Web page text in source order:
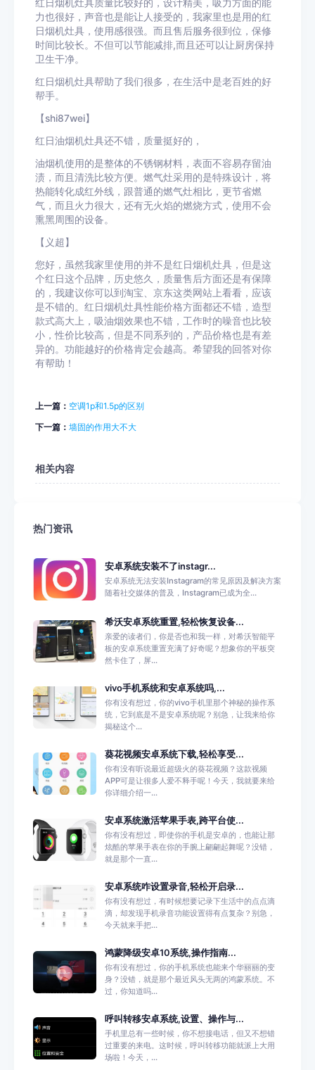
红日烟机灶具质量比较好的，设计精美，吸力方面的能
力也很好，声音也是能让人接受的，我家里也是用的红
日烟机灶具，使用感很强。而且售后服务很到位，保修
时间比较长。不但可以节能减排,而且还可以让厨房保持
卫生干净。
红日烟机灶具帮助了我们很多，在生活中是老百姓的好
帮手。
【shi87wei】
红日油烟机灶具还不错，质量挺好的，
油烟机使用的是整体的不锈钢材料，表面不容易存留油
渍，而且清洗比较方便。燃气灶采用的是特殊设计，将
热能转化成红外线，跟普通的燃气灶相比，更节省燃
气，而且火力很大，还有无火焰的燃烧方式，使用不会
熏黑周围的设备。
【义超】
您好，虽然我家里使用的并不是红日烟机灶具，但是这
个红日这个品牌，历史悠久，质量售后方面还是有保障
的，我建议你可以到淘宝、京东这类网站上看看，应该
是不错的。红日烟机灶具性能价格方面都还不错，造型
款式高大上，吸油烟效果也不错，工作时的噪音也比较
小，性价比较高，但是不同系列的，产品价格也是有差
异的。功能越好的价格肯定会越高。希望我的回答对你
有帮助！
上一篇： 空调1p和1.5p的区别
下一篇： 墙固的作用大不大
相关内容
热门资讯
安卓系统安装不了instagr...
安卓系统无法安装Instagram的常见原因及解决方案
随着社交媒体的普及，Instagram已成为全...
希沃安卓系统重置,轻松恢复设备...
亲爱的读者们，你是否也和我一样，对希沃智能平
板的安卓系统重置充满了好奇呢？想象你的平板突
然卡住了，屏...
vivo手机系统和安卓系统吗,...
你有没有想过，你的vivo手机里那个神秘的操作系
统，它到底是不是安卓系统呢？别急，让我来给你
揭秘这个...
葵花视频安卓系统下载,轻松享受...
你有没有听说最近超级火的葵花视频？这款视频
APP可是让很多人爱不释手呢！今天，我就要来给
你详细介绍一...
安卓系统激活苹果手表,跨平台使...
你有没有想过，即使你的手机是安卓的，也能让那
炫酷的苹果手表在你的手腕上翩翩起舞呢？没错，
就是那个一直...
安卓系统咋设置录音,轻松开启录...
你有没有想过，有时候想要记录下生活中的点点滴
滴，却发现手机录音功能设置得有点复杂？别急，
今天就来手把...
鸿蒙降级安卓10系统,操作指南...
你有没有想过，你的手机系统也能来个华丽丽的变
身？没错，就是那个最近风头无两的鸿蒙系统。不
过，你知道吗...
呼叫转移安卓系统,设置、操作与...
手机里总有一些时候，你不想接电话，但又不想错
过重要的来电。这时候，呼叫转移功能就派上大用
场啦！今天，...